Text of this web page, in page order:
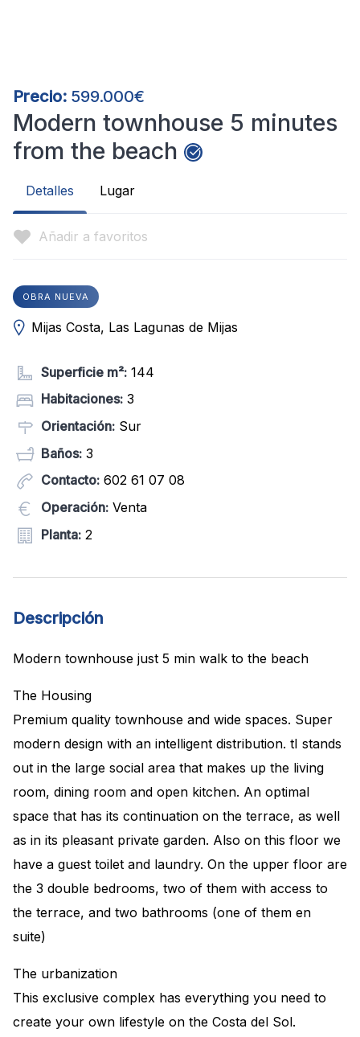
Precio: 599.000€
Modern townhouse 5 minutes
from the beach
Detalles Lugar
Añadir a favoritos
OBRA NUEVA
Mijas Costa, Las Lagunas de Mijas
Superficie m²: 144
Habitaciones: 3
Orientación: Sur
Baños: 3
Contacto: 602 61 07 08
Operación: Venta
Planta: 2
Descripción
Modern townhouse just 5 min walk to the beach
The Housing
Premium quality townhouse and wide spaces. Super
modern design with an intelligent distribution. tI stands
out in the large social area that makes up the living
room, dining room and open kitchen. An optimal
space that has its continuation on the terrace, as well
as in its pleasant private garden. Also on this floor we
have a guest toilet and laundry. On the upper floor are
the 3 double bedrooms, two of them with access to
the terrace, and two bathrooms (one of them en
suite)
The urbanization
This exclusive complex has everything you need to
create your own lifestyle on the Costa del Sol.